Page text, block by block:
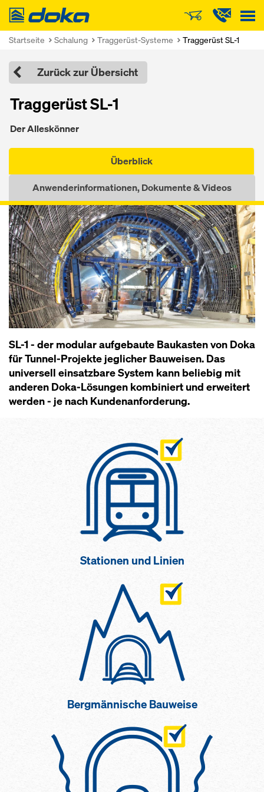
Doka
Startseite Schalung Traggerüst-Systeme Traggerüst SL-1
Zurück zur Übersicht
Traggerüst SL-1
Der Alleskönner
Überblick
Anwenderinformationen, Dokumente & Videos
SL-1 - der modular aufgebaute Baukasten von Doka
für Tunnel-Projekte jeglicher Bauweisen. Das
universell einsatzbare System kann beliebig mit
anderen Doka-Lösungen kombiniert und erweitert
werden - je nach Kundenanforderung.
Stationen und Linien
Bergmännische Bauweise